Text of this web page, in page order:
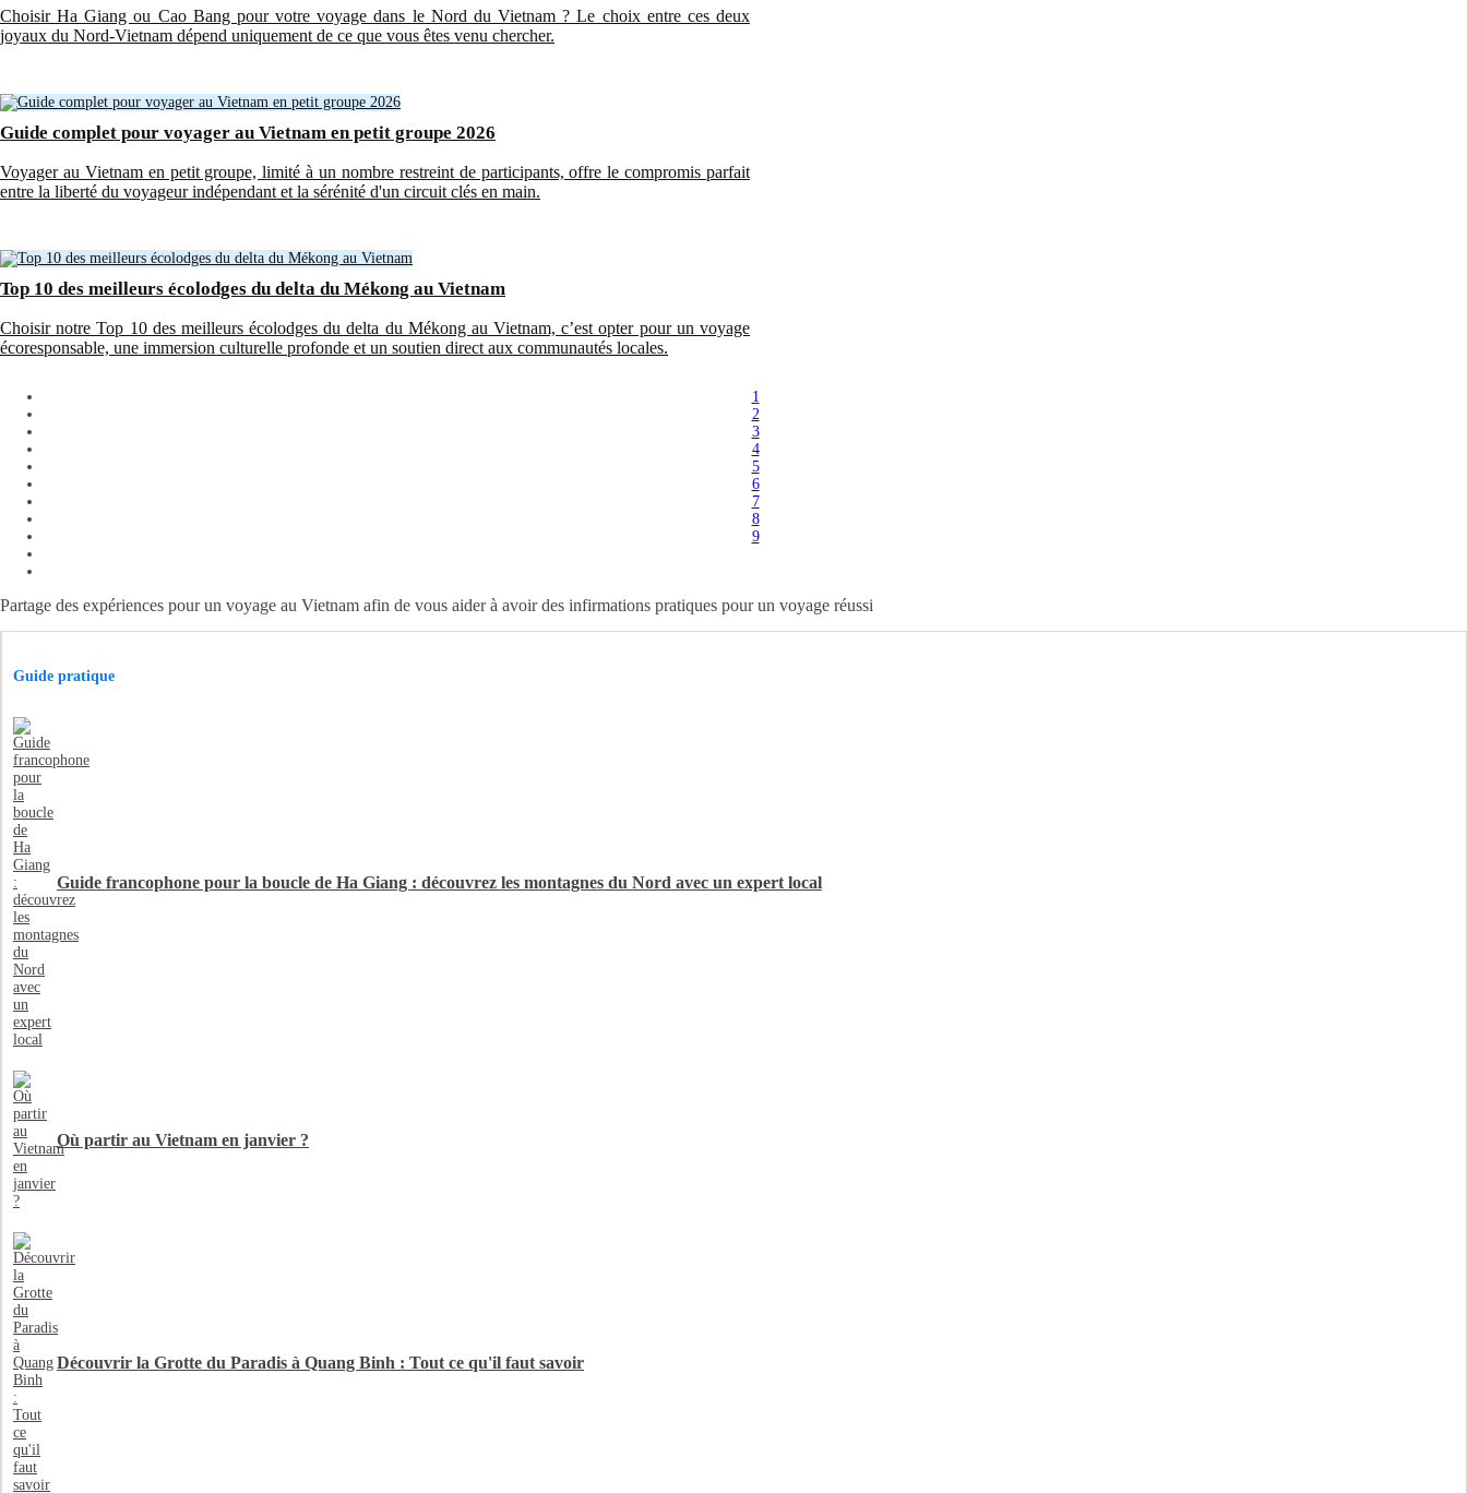
Choisir Ha Giang ou Cao Bang pour votre voyage dans le Nord du Vietnam ? Le choix entre ces deux
joyaux du Nord-Vietnam dépend uniquement de ce que vous êtes venu chercher.
Guide complet pour voyager au Vietnam en petit groupe 2026
Voyager au Vietnam en petit groupe, limité à un nombre restreint de participants, offre le compromis parfait
entre la liberté du voyageur indépendant et la sérénité d'un circuit clés en main.
Top 10 des meilleurs écolodges du delta du Mékong au Vietnam
Choisir notre Top 10 des meilleurs écolodges du delta du Mékong au Vietnam, c’est opter pour un voyage
écoresponsable, une immersion culturelle profonde et un soutien direct aux communautés locales.
1
2
3
4
5
6
7
8
9
Partage des expériences pour un voyage au Vietnam afin de vous aider à avoir des infirmations pratiques pour un voyage réussi
Guide pratique
Guide francophone pour la boucle de Ha Giang : découvrez les montagnes du Nord avec un expert local
Où partir au Vietnam en janvier ?
Découvrir la Grotte du Paradis à Quang Binh : Tout ce qu'il faut savoir